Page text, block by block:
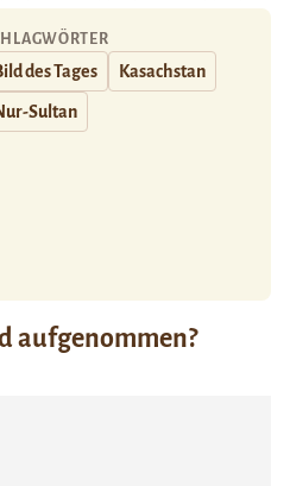
des Tages Kasachstan
Sultan
aufgenommen?